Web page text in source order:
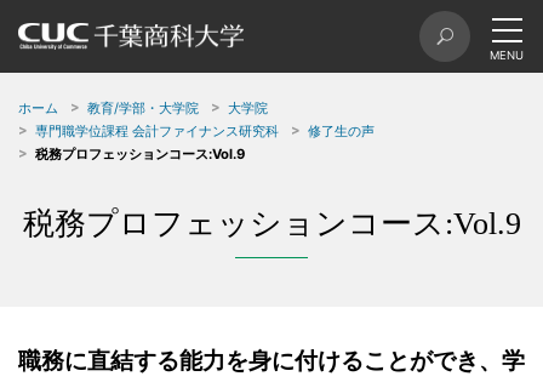
ホーム 教育/学部・大学院
大学院
専門職学位課程 会計ファイナンス研究科
修了生の声
税務プロフェッションコース:Vol.9
税務プロフェッションコース:Vol.9
職務に直結する能力を身に付けることができ、学